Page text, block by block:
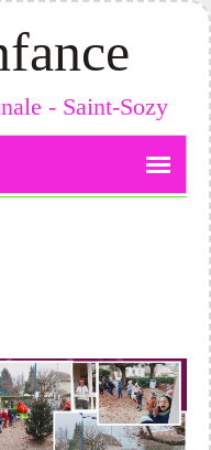
- Saint-Sozy